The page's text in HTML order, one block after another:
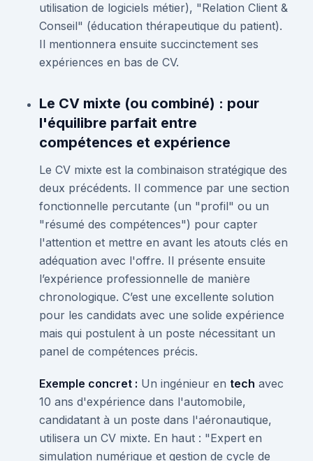
utilisation de logiciels métier), "Relation Client &
Conseil" (éducation thérapeutique du patient).
Il mentionnera ensuite succinctement ses
expériences en bas de CV.
Le CV mixte (ou combiné) : pour
l'équilibre parfait entre
compétences et expérience
Le CV mixte est la combinaison stratégique des
deux précédents. Il commence par une section
fonctionnelle percutante (un "profil" ou un
"résumé des compétences") pour capter
l'attention et mettre en avant les atouts clés en
adéquation avec l'offre. Il présente ensuite
l’expérience professionnelle de manière
chronologique. C’est une excellente solution
pour les candidats avec une solide expérience
mais qui postulent à un poste nécessitant un
panel de compétences précis.
Exemple concret : Un ingénieur en tech avec
10 ans d'expérience dans l'automobile,
candidatant à un poste dans l'aéronautique,
utilisera un CV mixte. En haut : "Expert en
simulation numérique et gestion de cycle de